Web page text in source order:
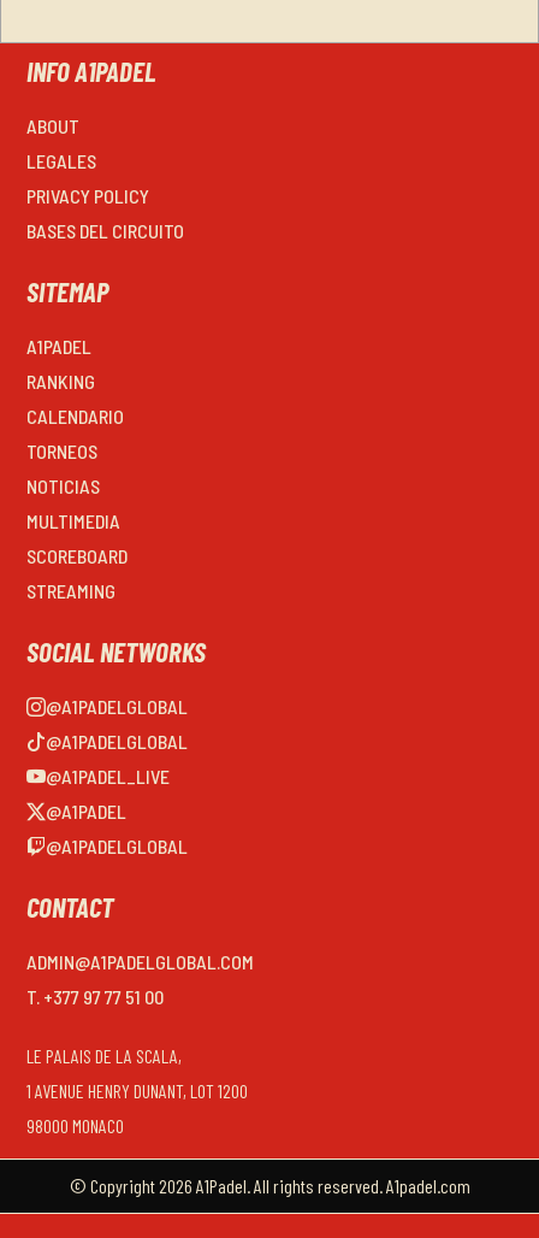
INFO A1PADEL
ABOUT
LEGALES
PRIVACY POLICY
BASES DEL CIRCUITO
SITEMAP
A1PADEL
RANKING
CALENDARIO
TORNEOS
NOTICIAS
MULTIMEDIA
SCOREBOARD
STREAMING
SOCIAL NETWORKS
@A1PADELGLOBAL
@A1PADELGLOBAL
@A1PADEL_LIVE
@A1PADEL
@A1PADELGLOBAL
CONTACT
ADMIN@A1PADELGLOBAL.COM
T. +377 97 77 51 00
LE PALAIS DE LA SCALA,
1 AVENUE HENRY DUNANT, LOT 1200
98000 MONACO
© Copyright 2026 A1Padel. All rights reserved. A1padel.com